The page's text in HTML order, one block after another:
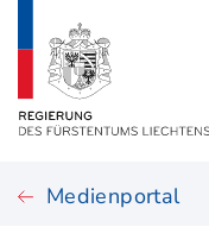
Medienportal